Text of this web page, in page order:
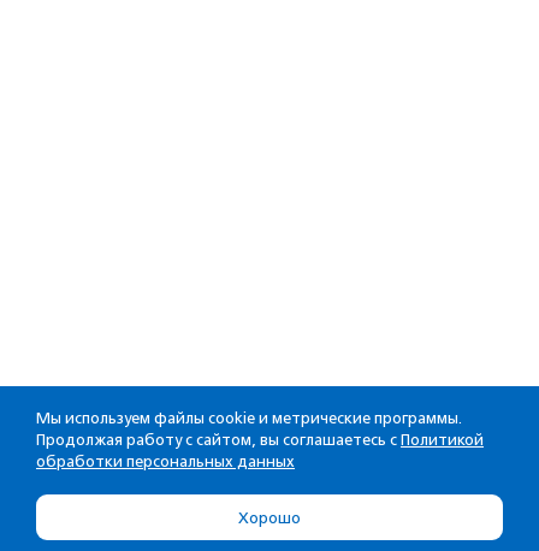
Мы используем файлы cookie и метрические программы.
Продолжая работу с сайтом, вы соглашаетесь с Политикой
обработки персональных данных
Хорошо